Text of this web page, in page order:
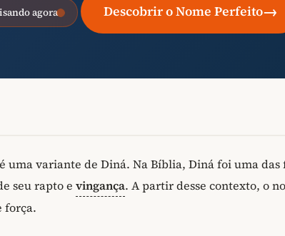
agora Descobrir o Nome Perfeito→
uma variante de Diná. Na Bíblia, Diná foi uma das
seu rapto e vingança. A partir desse contexto, o
força.